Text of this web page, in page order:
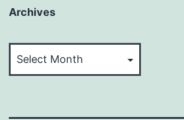
Archives